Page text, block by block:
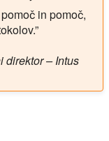
in pomoč,
direktor – Intus